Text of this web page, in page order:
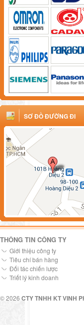
SƠ ĐỒ ĐƯỜNG ĐI
THÔNG TIN CÔNG TY
Giới thiệu công ty
Tiêu chí bán hàng
Đối tác chiến lược
Triết lý kinh doanh
© 2026 CTY TNHH KT VINH